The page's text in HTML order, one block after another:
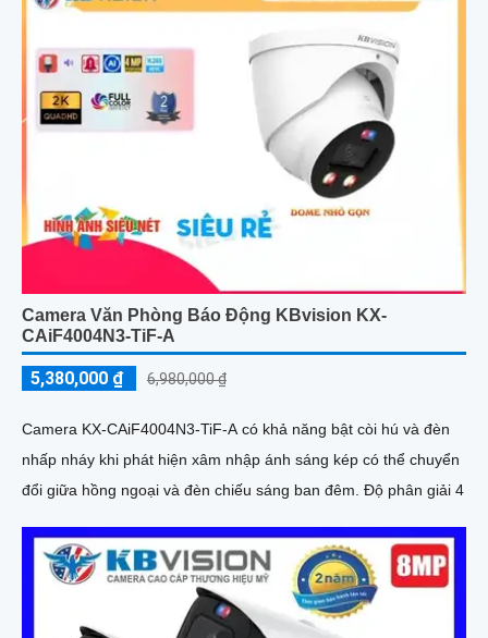
Camera Văn Phòng Báo Động KBvision KX-
CAiF4004N3-TiF-A
5,380,000 ₫ 6,980,000 ₫
Camera KX-CAiF4004N3-TiF-A có khả năng bật còi hú và đèn
nhấp nháy khi phát hiện xâm nhập ánh sáng kép có thể chuyển
đổi giữa hồng ngoại và đèn chiếu sáng ban đêm. Độ phân giải 4